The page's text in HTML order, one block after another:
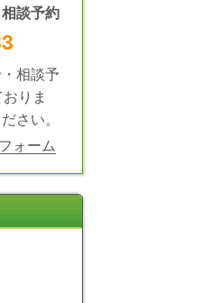
談予約
相談予
りま
さい。
ォーム